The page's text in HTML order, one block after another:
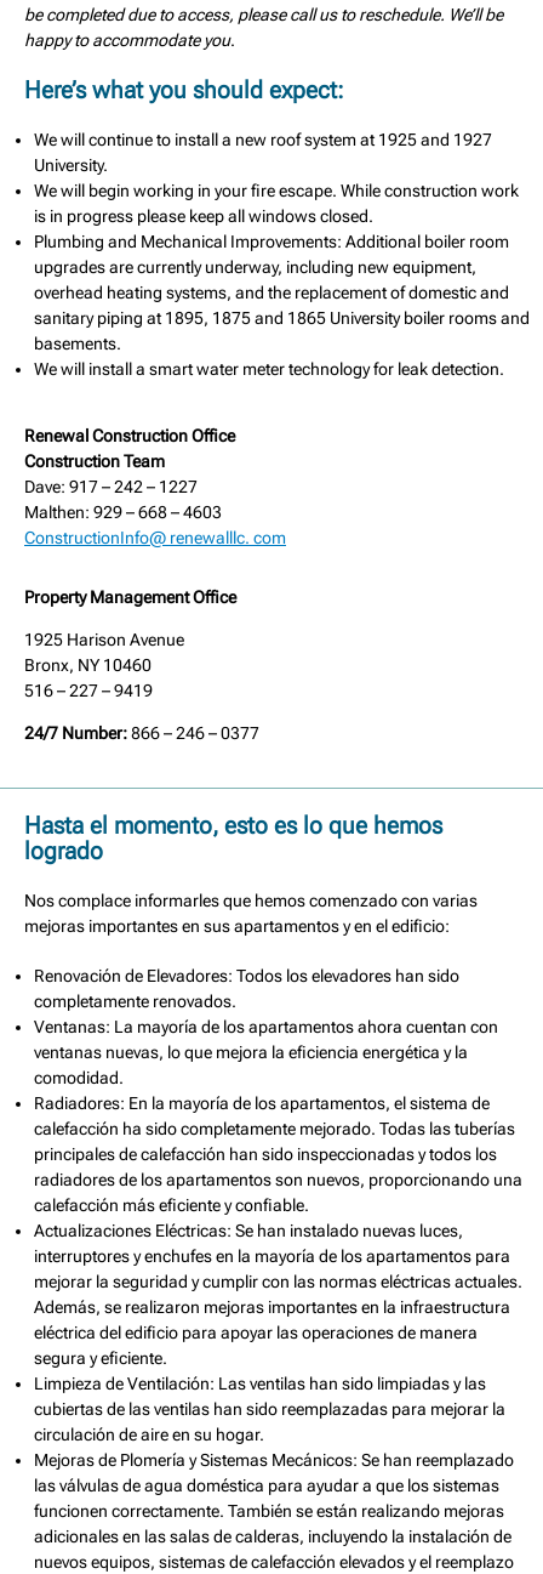
be completed due to access, please call us to reschedule. We’ll be
happy to accommodate you.
Here’s what you should expect:
We will continue to install a new roof system at 1925 and 1927
University.
We will begin working in your fire escape. While construction work
is in progress please keep all windows closed.
Plumbing and Mechanical Improvements: Additional boiler room
upgrades are currently underway, including new equipment,
overhead heating systems, and the replacement of domestic and
sanitary piping at 1895, 1875 and 1865 University boiler rooms and
basements.
We will install a smart water meter technology for leak detection.
Renewal Construction Office
Construction Team
Dave: 917 – 242 – 1227
Malthen: 929 – 668 – 4603
ConstructionInfo@ renewalllc. com
Property Management Office
1925 Harison Avenue
Bronx, NY 10460
516 – 227 – 9419
24/7 Number:866 – 246 – 0377
Hasta el momento, esto es lo que hemos
logrado
Nos complace informarles que hemos comenzado con varias
mejoras importantes en sus apartamentos y en el edificio:
Renovación de Elevadores: Todos los elevadores han sido
completamente renovados.
Ventanas: La mayoría de los apartamentos ahora cuentan con
ventanas nuevas, lo que mejora la eficiencia energética y la
comodidad.
Radiadores: En la mayoría de los apartamentos, el sistema de
calefacción ha sido completamente mejorado. Todas las tuberías
principales de calefacción han sido inspeccionadas y todos los
radiadores de los apartamentos son nuevos, proporcionando una
calefacción más eficiente y confiable.
Actualizaciones Eléctricas: Se han instalado nuevas luces,
interruptores y enchufes en la mayoría de los apartamentos para
mejorar la seguridad y cumplir con las normas eléctricas actuales.
Además, se realizaron mejoras importantes en la infraestructura
eléctrica del edificio para apoyar las operaciones de manera
segura y eficiente.
Limpieza de Ventilación: Las ventilas han sido limpiadas y las
cubiertas de las ventilas han sido reemplazadas para mejorar la
circulación de aire en su hogar.
Mejoras de Plomería y Sistemas Mecánicos: Se han reemplazado
las válvulas de agua doméstica para ayudar a que los sistemas
funcionen correctamente. También se están realizando mejoras
adicionales en las salas de calderas, incluyendo la instalación de
nuevos equipos, sistemas de calefacción elevados y el reemplazo